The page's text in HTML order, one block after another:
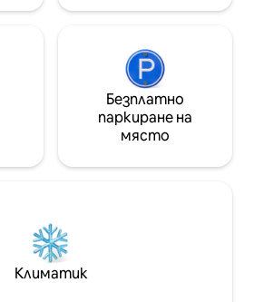
💳 🚫🐶
Безплатно
паркиране на
място
Климатик